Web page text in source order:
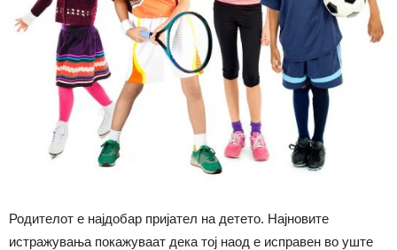
Родителот е најдобар пријател на детето. Најновите
истражувања покажуваат дека тој наод е исправен во уште